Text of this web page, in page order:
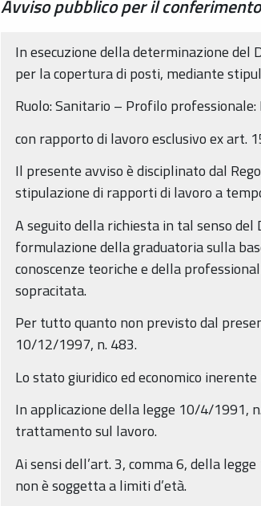
Avviso pubblico per il
In esecuzione della determinazione del
per la copertura di posti, mediante
Ruolo: Sanitario – Profilo
con rapporto di lavoro esclusivo ex art.
Il presente avviso è disciplinato dal
stipulazione di rapporti di lavoro a
A seguito della richiesta in tal senso
formulazione della graduatoria sulla
conoscenze teoriche e della
sopracitata.
Per tutto quanto non previsto dal
10/12/1997, n. 483.
Lo stato giuridico ed economico
In applicazione della legge 10/4/1991,
trattamento sul lavoro.
Ai sensi dell’art. 3, comma 6, della
non è soggetta a limiti d’età.